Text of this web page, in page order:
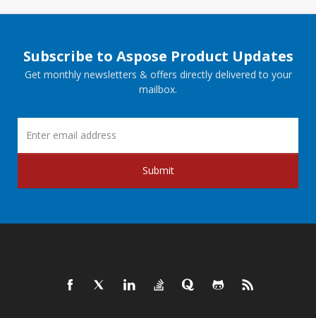
Subscribe to Aspose Product Updates
Get monthly newsletters & offers directly delivered to your
mailbox.
Submit